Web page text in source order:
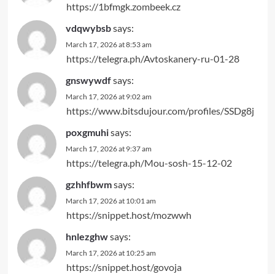
https://1bfmgk.zombeek.cz
vdqwybsbsays:
March 17, 2026 at 8:53 am
https://telegra.ph/Avtoskanery-ru-01-28
gnswywdfsays:
March 17, 2026 at 9:02 am
https://www.bitsdujour.com/profiles/SSDg8j
poxgmuhisays:
March 17, 2026 at 9:37 am
https://telegra.ph/Mou-sosh-15-12-02
gzhhfbwmsays:
March 17, 2026 at 10:01 am
https://snippet.host/mozwwh
hnlezghwsays:
March 17, 2026 at 10:25 am
https://snippet.host/govoja